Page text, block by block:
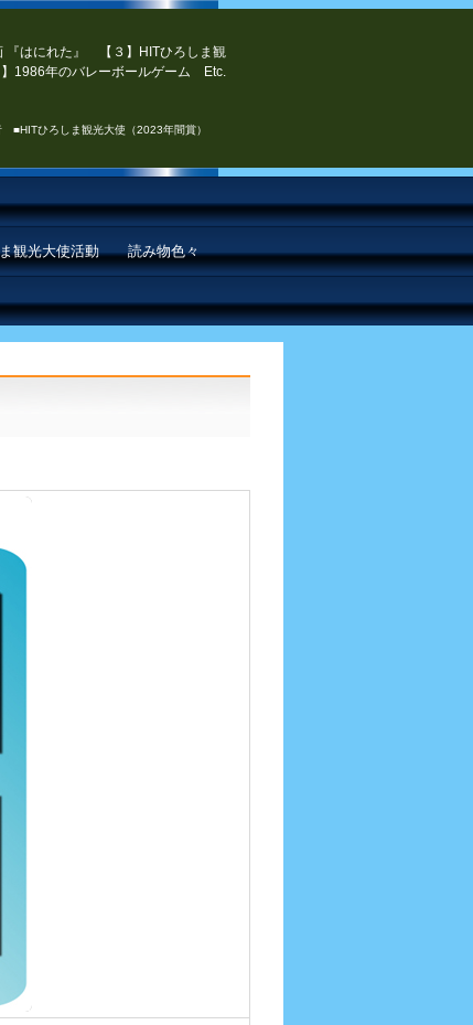
『はにれた』 【３】HITひろしま観
1986年のバレーボールゲーム Etc.
■HITひろしま観光大使（2023年間賞）
観光大使活動 読み物色々